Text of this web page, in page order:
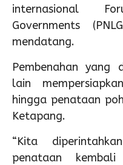
internasional
Governments
mendatang.
Pembenahan yang
lain
hingga penataan
Ketapang.
“Kita
penataan